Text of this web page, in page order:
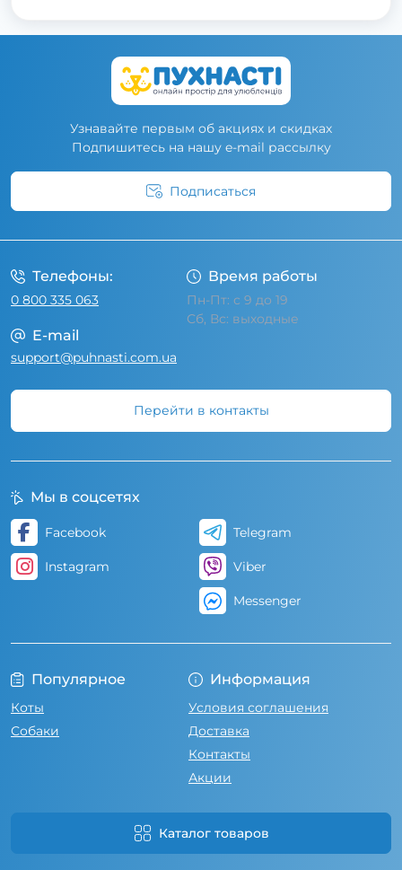
Узнавайте первым об акциях и скидках
Подпишитесь на нашу e-mail рассылку
Подписаться
Телефоны:
0 800 335 063
Время работы
Пн-Пт: с 9 до 19
Сб, Вс: выходные
E-mail
support@puhnasti.com.ua
Перейти в контакты
Популярное
Коты
Собаки
Информация
Условия соглашения
Доставка
Контакты
Акции
Каталог товаров
Мы в соцсетях
Facebook
Instagram
Telegram
Viber
Messenger